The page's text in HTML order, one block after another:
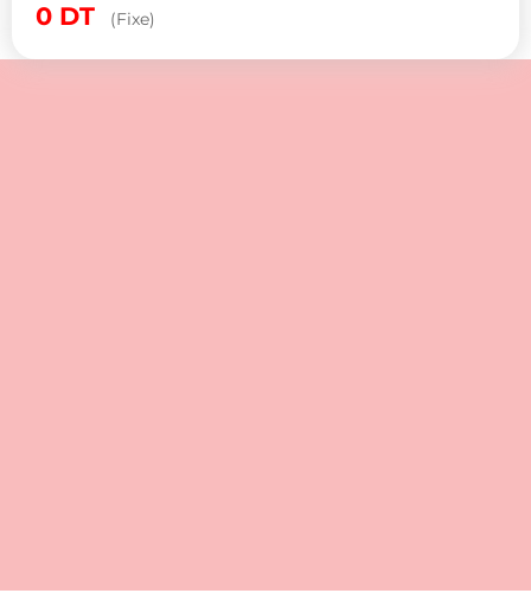
0 DT (Fixe)